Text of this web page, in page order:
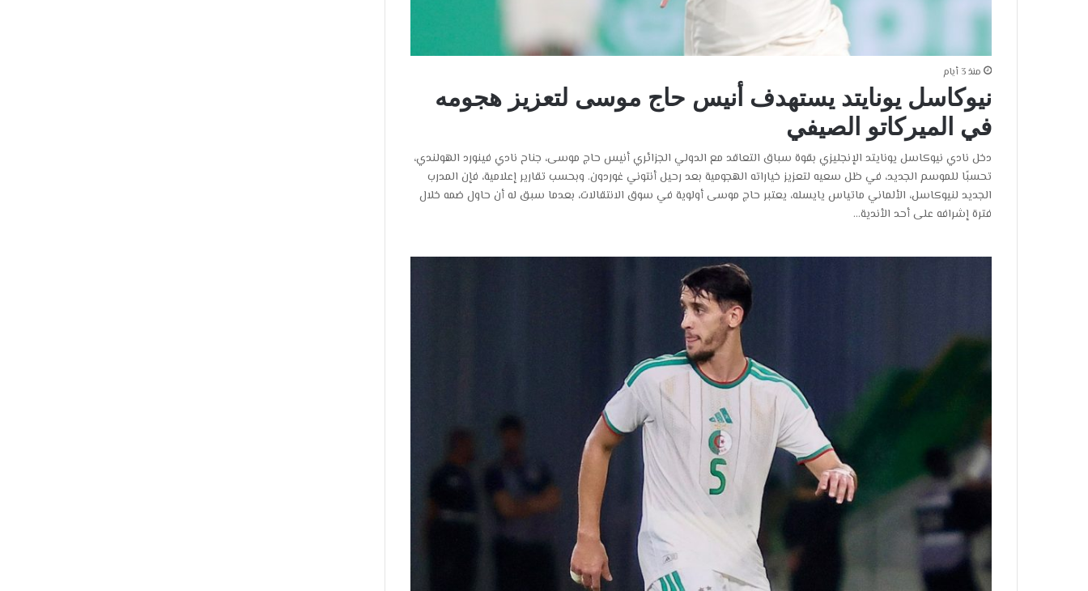
منذ 3 أيام
نيوكاسل يونايتد يستهدف أنيس حاج موسى لتعزيز هجومه
في الميركاتو الصيفي
دخل نادي نيوكاسل يونايتد الإنجليزي بقوة سباق التعاقد مع الدولي الجزائري أنيس حاج موسى، جناح نادي فينورد الهولندي،
تحسبًا للموسم الجديد، في ظل سعيه لتعزيز خياراته الهجومية بعد رحيل أنتوني غوردون. وبحسب تقارير إعلامية، فإن المدرب
الجديد لنيوكاسل، الألماني ماتياس يايسله، يعتبر حاج موسى أولوية في سوق الانتقالات، بعدما سبق له أن حاول ضمه خلال
فترة إشرافه على أحد الأندية…